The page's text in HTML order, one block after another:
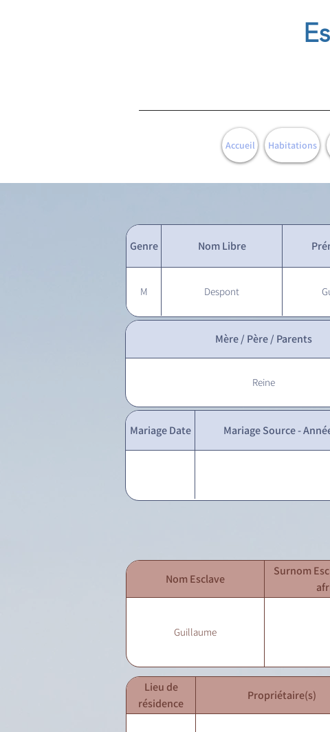
Accueil Habitations
Genre Nom Libre
M Despont
Mère / Père / Parents
Reine
Mariage Date Mariage Source -
Nom Esclave
Surnom
Guillaume
Lieu de
résidence
Propriétaire(s)